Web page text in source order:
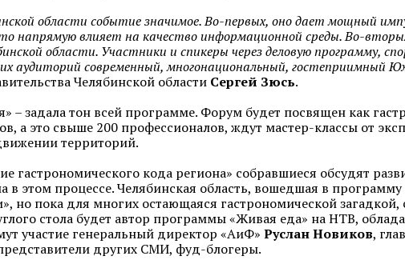
области событие значимое. Во-первых, оно дает мощный
напрямую влияет на качество информационной среды. Во-
области. Участники и спикеры через деловую программу,
аудиторий современный, многонациональный, гостеприимный
Челябинской области Сергей Зюсь.
– задала тон всей программе. Форум будет посвящен как
а это свыше 200 профессионалов, ждут мастер-классы от
территорий.
гастрономического кода региона» собравшиеся обсудят
этом процессе. Челябинская область, вошедшая в программу
но пока для многих остающаяся гастрономической загадкой,
стола будет автор программы «Живая еда» на НТВ,
участие генеральный директор «АиФ»Руслан Новиков,
других СМИ, фуд-блогеры.